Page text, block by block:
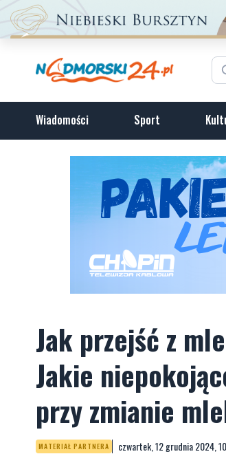
Wiadomości Sport
Jak przejść z
Jakie
przy zmianie
MATERIAŁ PARTNERA czwartek, 12 grudnia 2024,